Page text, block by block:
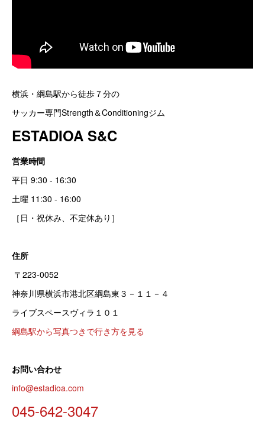
横浜・綱島駅から徒歩７分の
サッカー専門Strength＆Conditioningジム
ESTADIOA S&C
営業時間
平日 9:30 - 16:30
土曜 11:30 - 16:00
［日・祝休み、不定休あり］
住所
〒223-0052
神奈川県横浜市港北区綱島東３－１１－４
ライブスペースヴィラ１０１
綱島駅から写真つきで行き方を見る
お問い合わせ
info@estadioa.com
045-642-3047